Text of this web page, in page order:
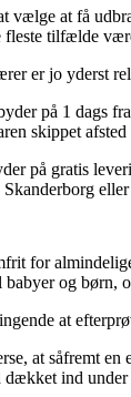
vælge at få
tilfælde
er jo yderst
på 1 dags
skippet
på gratis
for
babyer og børn,
at
at såfremt en
ind under